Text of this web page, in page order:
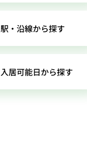
駅・沿線から探す
入居可能日から探す